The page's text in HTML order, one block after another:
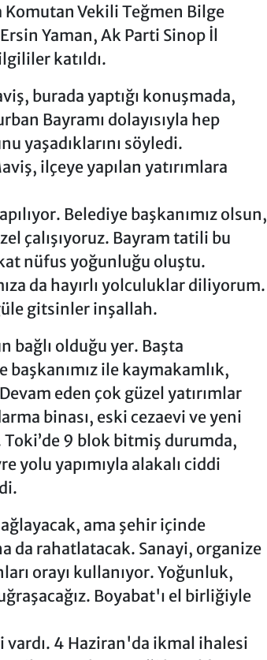
Vekili Teğmen Bilge
Yaman, Ak Parti Sinop İl
katıldı.
burada yaptığı konuşmada,
Bayramı dolayısıyla hep
yaşadıklarını söyledi.
ilçeye yapılan yatırımlara
Belediye başkanımız olsun,
çalışıyoruz. Bayram tatili bu
nüfus yoğunluğu oluştu.
da hayırlı yolculuklar diliyorum.
gitsinler inşallah.
bağlı olduğu yer. Başta
başkanımız ile kaymakamlık,
eden çok güzel yatırımlar
binası, eski cezaevi ve yeni
Toki’de 9 blok bitmiş durumda,
yolu yapımıyla alakalı ciddi
ama şehir içinde
da rahatlatacak. Sanayi, organize
orayı kullanıyor. Yoğunluk,
Boyabat'ı el birliğiyle
4 Haziran'da ikmal ihalesi